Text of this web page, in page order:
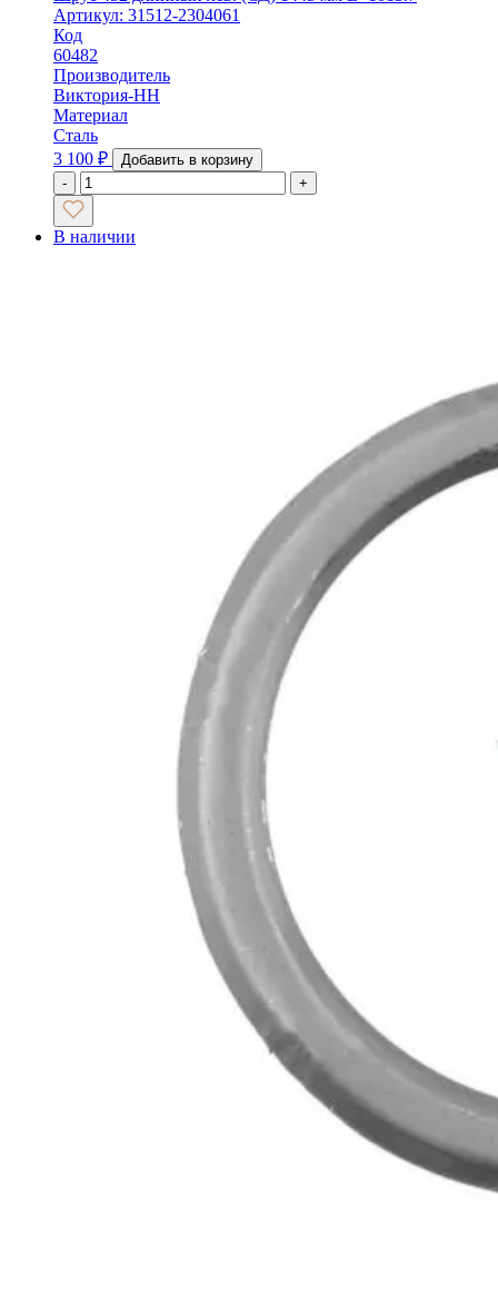
Артикул: 31512-2304061
Код
60482
Производитель
Виктория-НН
Материал
Сталь
3 100 ₽
Добавить в корзину
-
+
В наличии